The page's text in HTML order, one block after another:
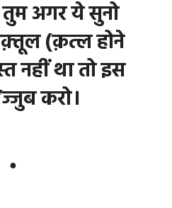
अगर ये सुनो
(क़त्ल होने
नहीं था तो इस
करो।
●